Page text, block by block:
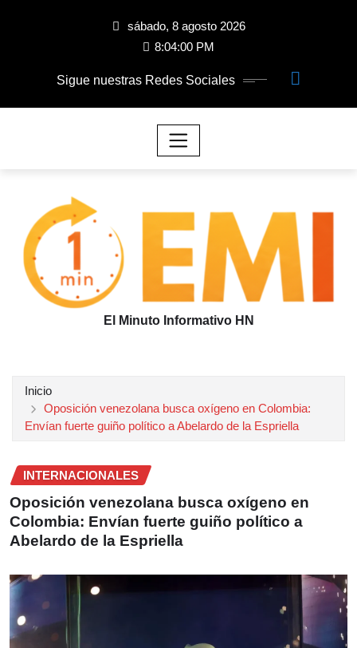
sábado, 8 agosto 2026
8:04:01 PM
Sigue nuestras Redes Sociales
El Minuto Informativo HN
Inicio
Oposición venezolana busca oxígeno en Colombia:
Envían fuerte guiño político a Abelardo de la Espriella
INTERNACIONALES
Oposición venezolana busca oxígeno en
Colombia: Envían fuerte guiño político a
Abelardo de la Espriella